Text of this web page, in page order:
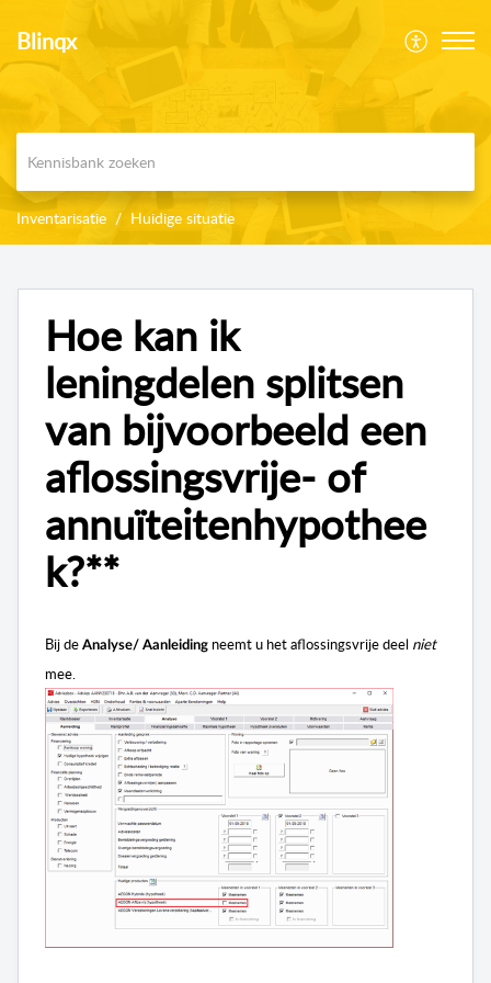
Blinqx
Inventarisatie Huidige situatie
Hoe kan ik
leningdelen splitsen
van bijvoorbeeld een
aflossingsvrije- of
annuïteitenhypothee
k?**
Bij de Analyse/ Aanleiding neemt u het aflossingsvrije deel niet
mee.